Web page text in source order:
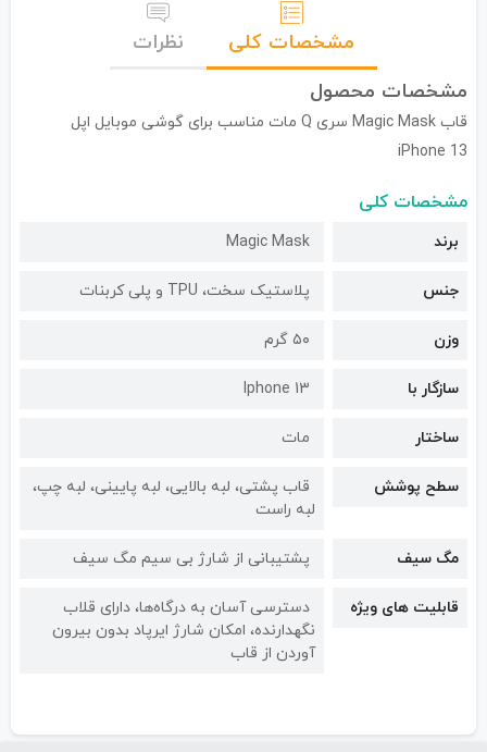
مشخصات کلی
نظرات
مشخصات محصول
قاب Magic Mask سری Q مات مناسب برای گوشی موبایل اپل
iPhone 13
مشخصات کلی
برند Magic Mask
جنس پلاستیک سخت، TPU و پلی کربنات
وزن ۵۰ گرم
سازگار با Iphone 13
ساختار مات
سطح پوشش
قاب پشتی، لبه بالایی، لبه پایینی، لبه چپ،
لبه راست
مگ سیف پشتیبانی از شارژ بی سیم مگ سیف
قابلیت های ویژه
دسترسی آسان به درگاه‌ها، دارای قلاب
نگهدارنده، امکان شارژ ایرپاد بدون بیرون
آوردن از قاب